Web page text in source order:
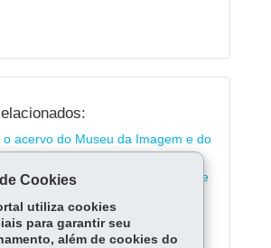
o acervo do Museu da Imagem e do
a biblioteca do Museu da Imagem e
a programação do Museu da
do Paraná
Cookies
utiliza cookies
para garantir seu
além de cookies do